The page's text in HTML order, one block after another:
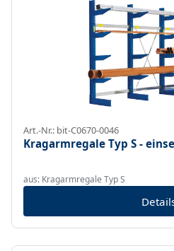
Art.-Nr.: bit-C0670-0046
Kragarmregale Typ S -
aus: Kragarmregale Typ S